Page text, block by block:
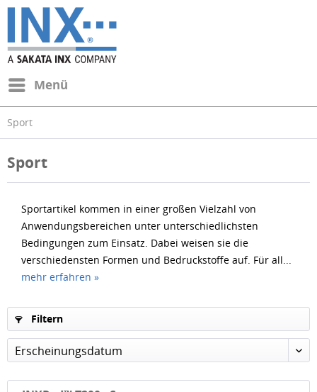
Menü
Sport
Sport
Sportartikel kommen in einer großen Vielzahl von
Anwendungsbereichen unter unterschiedlichsten
Bedingungen zum Einsatz. Dabei weisen sie die
verschiedensten Formen und Bedruckstoffe auf. Für all...
mehr erfahren »
Filtern
Erscheinungsdatum